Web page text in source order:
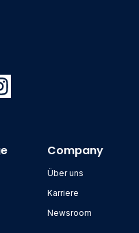
Company
Über uns
Karriere
Newsroom